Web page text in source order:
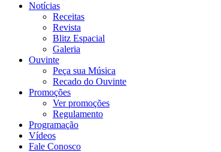
Notícias
Receitas
Revista
Blitz Espacial
Galeria
Ouvinte
Peça sua Música
Recado do Ouvinte
Promoções
Ver promoções
Regulamento
Programação
Vídeos
Fale Conosco